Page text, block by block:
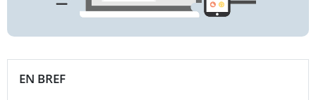
EN BREF